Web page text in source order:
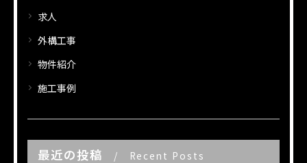
求人
外構工事
物件紹介
施工事例
最近の投稿 Recent Posts